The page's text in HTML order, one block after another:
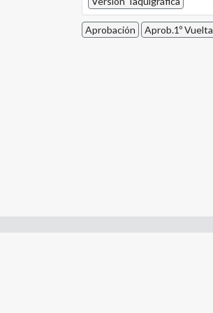
Aprobación Aprob.1º Vuelta